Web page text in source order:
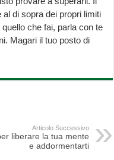
di sopra dei propri limiti
quello che fai, parla con te
Magari il tuo posto di
Articolo Successivo
liberare la tua mente
e addormentarti